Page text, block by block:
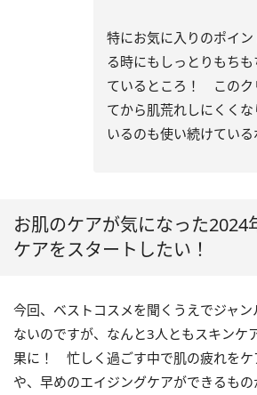
特にお気に入りのポイ
る時にもしっとりもち
ているところ！ このク
てから肌荒れしにくく
いるのも使い続けている
お肌のケアが気になった2024
ケアをスタートしたい！
今回、ベストコスメを聞くうえでジャ
ないのですが、なんと3人ともスキンケ
果に！ 忙しく過ごす中で肌の疲れをケ
や、早めのエイジングケアができるも